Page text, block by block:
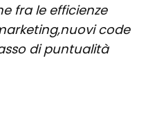
fra le efficienze
code
di puntualità